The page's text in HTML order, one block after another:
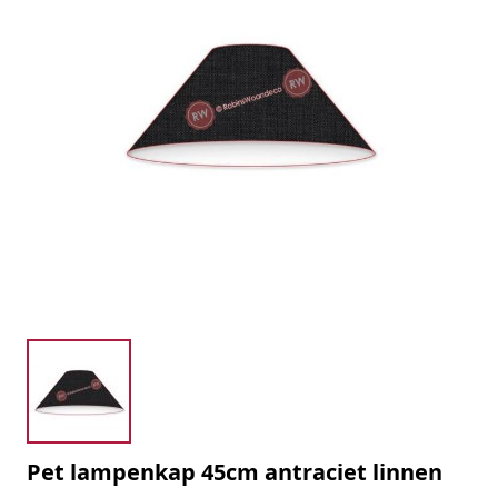
Pet lampenkap 45cm antraciet linnen